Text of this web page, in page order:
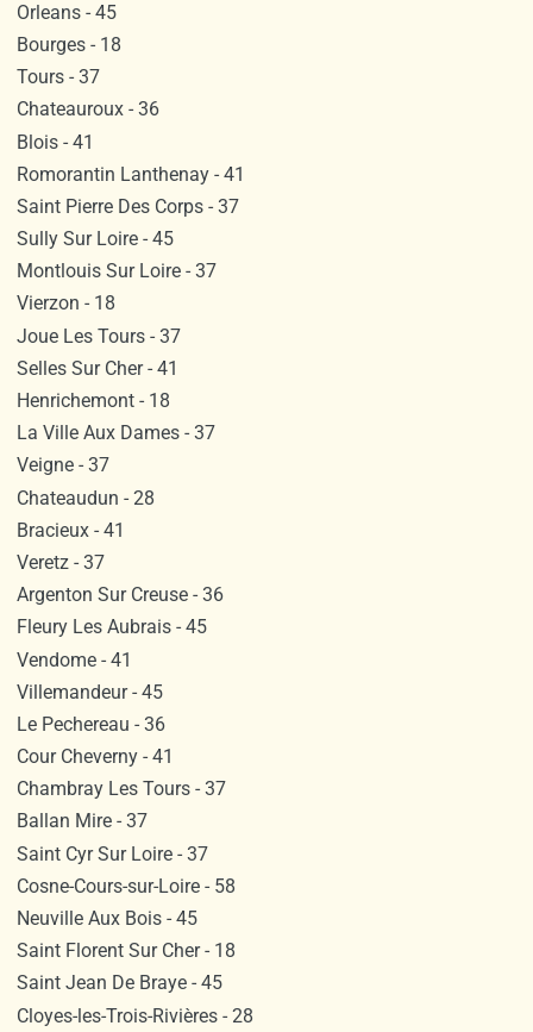
Orleans - 45
Bourges - 18
Tours - 37
Chateauroux - 36
Blois - 41
Romorantin Lanthenay - 41
Saint Pierre Des Corps - 37
Sully Sur Loire - 45
Montlouis Sur Loire - 37
Vierzon - 18
Joue Les Tours - 37
Selles Sur Cher - 41
Henrichemont - 18
La Ville Aux Dames - 37
Veigne - 37
Chateaudun - 28
Bracieux - 41
Veretz - 37
Argenton Sur Creuse - 36
Fleury Les Aubrais - 45
Vendome - 41
Villemandeur - 45
Le Pechereau - 36
Cour Cheverny - 41
Chambray Les Tours - 37
Ballan Mire - 37
Saint Cyr Sur Loire - 37
Cosne-Cours-sur-Loire - 58
Neuville Aux Bois - 45
Saint Florent Sur Cher - 18
Saint Jean De Braye - 45
Cloyes-les-Trois-Rivières - 28